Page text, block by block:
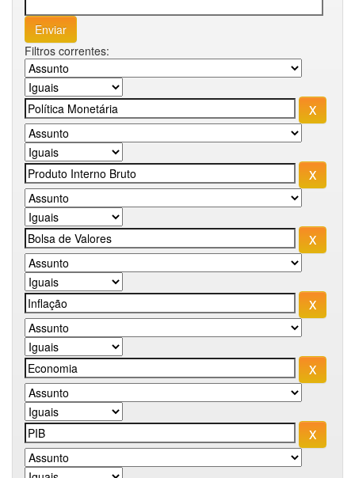
Filtros correntes: